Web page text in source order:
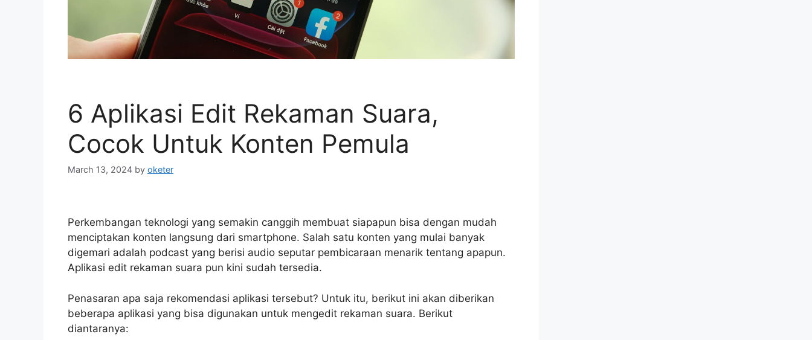
6 Aplikasi Edit Rekaman Suara,
Cocok Untuk Konten Pemula
March 13, 2024 by oketer
Perkembangan teknologi yang semakin canggih membuat siapapun bisa dengan mudah
menciptakan konten langsung dari smartphone. Salah satu konten yang mulai banyak
digemari adalah podcast yang berisi audio seputar pembicaraan menarik tentang apapun.
Aplikasi edit rekaman suara pun kini sudah tersedia.
Penasaran apa saja rekomendasi aplikasi tersebut? Untuk itu, berikut ini akan diberikan
beberapa aplikasi yang bisa digunakan untuk mengedit rekaman suara. Berikut
diantaranya: